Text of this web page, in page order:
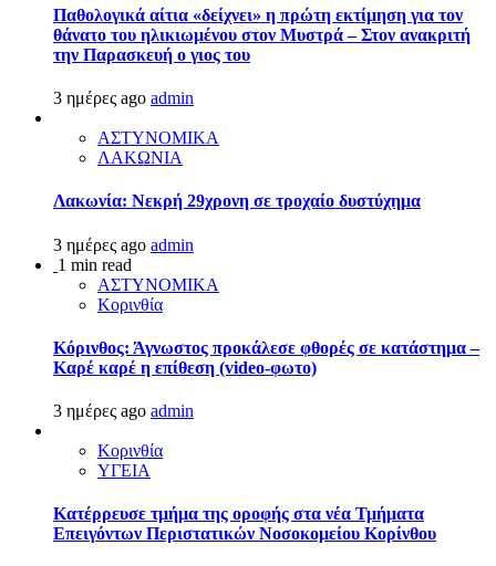
Παθολογικά αίτια «δείχνει» η πρώτη εκτίμηση για τον
θάνατο του ηλικιωμένου στον Μυστρά – Στον ανακριτή
την Παρασκευή ο γιος του
3 ημέρες ago admin
ΑΣΤΥΝΟΜΙΚΑ
ΛΑΚΩΝΙΑ
Λακωνία: Νεκρή 29χρονη σε τροχαίο δυστύχημα
3 ημέρες ago admin
1 min read
ΑΣΤΥΝΟΜΙΚΑ
Κορινθία
Κόρινθος: Άγνωστος προκάλεσε φθορές σε κατάστημα –
Καρέ καρέ η επίθεση (video-φωτο)
3 ημέρες ago admin
Κορινθία
ΥΓΕΙΑ
Kατέρρευσε τμήμα της οροφής στα νέα Τμήματα
Επειγόντων Περιστατικών Νοσοκομείου Κορίνθου